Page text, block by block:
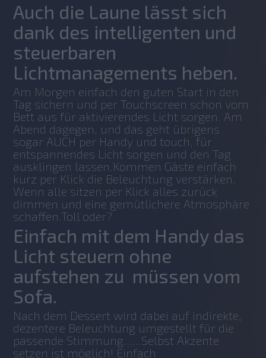
Auch die Laune lässt sich
dank des intelligenten und
steuerbaren
Lichtmanagements heben.
Am Morgen einfach den guten Start in den
Tag sichern und per Touchscreen schon vom
Bett aus für aktivierendes Licht sorgen. Am
Abend dagegen, und das geht übrigens
sogar AUCH per Handy und touch, für
entspannendes Licht sorgen und den Tag
ausklingen lassen.Kommen Gäste einfach
kurz per Klick die Beleuchtung verstärken.
Wenn alle sitzen per Klick alles zurück
dimmen und eine gemütlichere Atmosphäre
schaffen.Toll oder?
Einfach mit dem Handy das
Licht steuern ohne
aufstehen zu müssen vom
Sofa.
Nach dem Dessert wird dabei auf indirekte,
dezentere Beleuchtung umgestellt für die
passende Stimmung......Selbst Akzente
setzen ist möglich! Einfach